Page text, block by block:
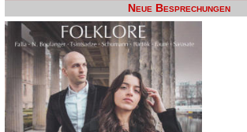
Neue Besprechungen